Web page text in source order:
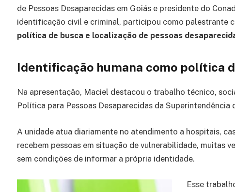
de Pessoas Desaparecidas em Goiás e presidente do
identificação civil e criminal, participou como palestrante
política de busca e localização de pessoas
Identificação humana como política
Na apresentação, Maciel destacou o trabalho técnico,
Política para Pessoas Desaparecidas da
A unidade atua diariamente no atendimento a hospitais,
recebem pessoas em situação de vulnerabilidade, muitas
sem condições de informar a própria identidade.
Esse